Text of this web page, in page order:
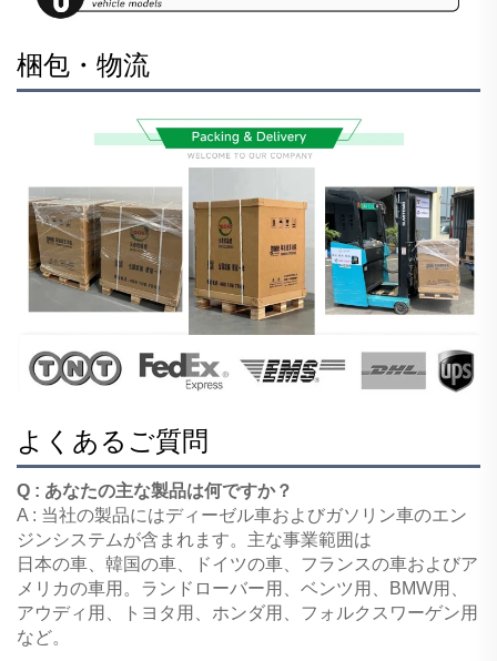
梱包・物流
よくあるご質問
Q : あなたの主な製品は何ですか？
A : 当社の製品にはディーゼル車およびガソリン車のエン
ジンシステムが含まれます。主な事業範囲は
日本の車、韓国の車、ドイツの車、フランスの車およびア
メリカの車用。ランドローバー用、ベンツ用、BMW用、
アウディ用、トヨタ用、ホンダ用、フォルクスワーゲン用
など。